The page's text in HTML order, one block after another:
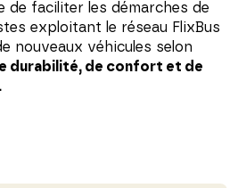
de faciliter les démarches de
exploitant le réseau FlixBus
nouveaux véhicules selon
durabilité, de confort et de